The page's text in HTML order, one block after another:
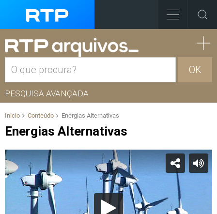
OK
PESQUISA AVANÇADA
Início Conteúdo Energias Alternativas
Energias Alternativas